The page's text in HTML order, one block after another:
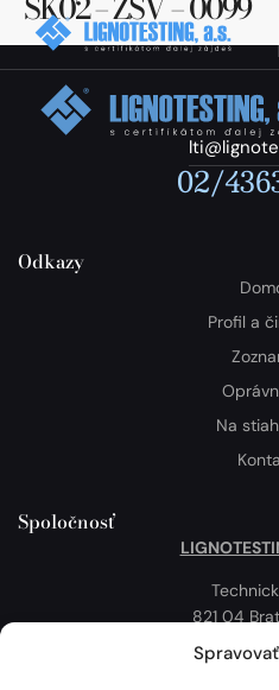
02/
Odkazy
Profil a
Na
Spoločnosť
821 04
Slovenská